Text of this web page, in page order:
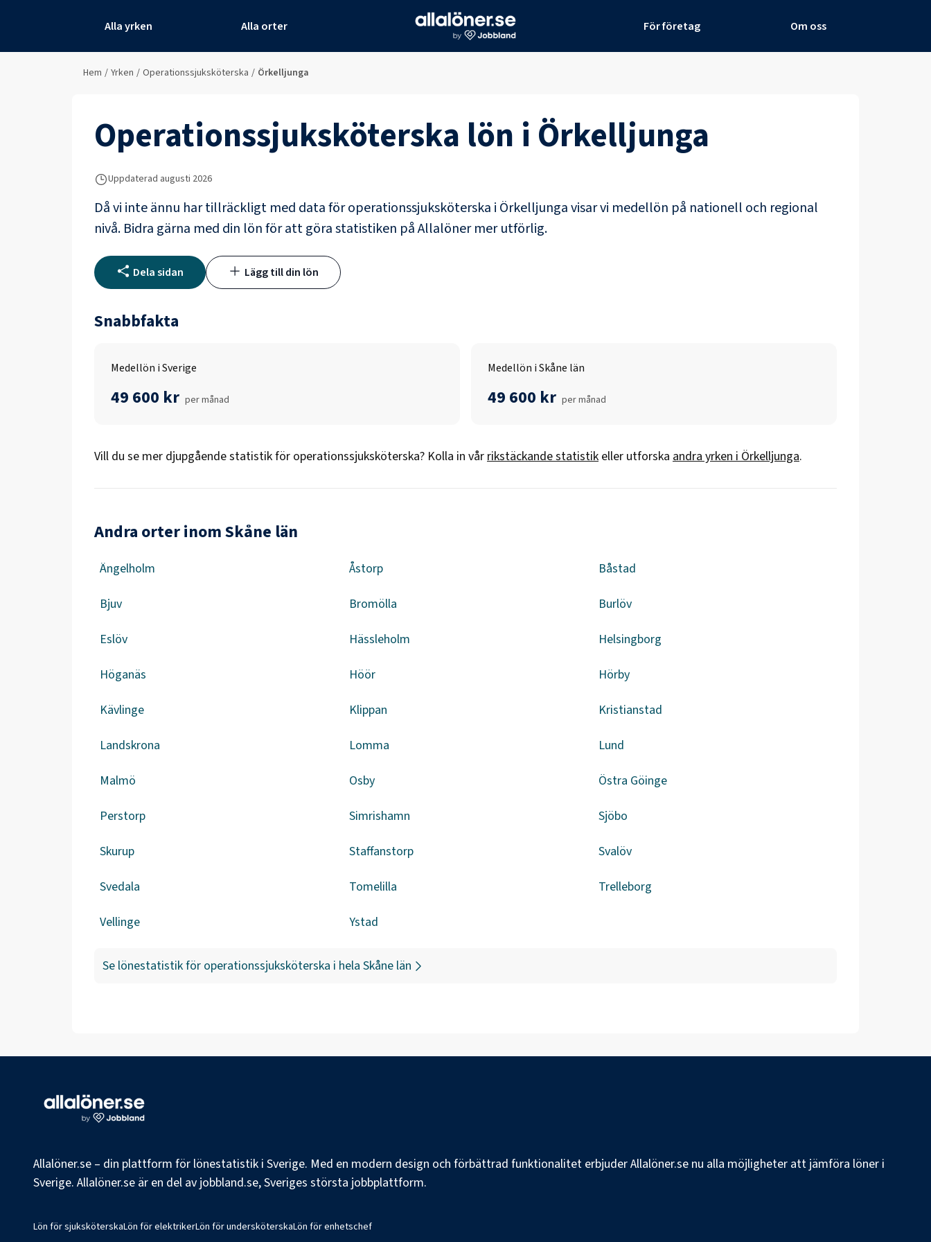
Alla yrken Alla orter För företag Om oss
Hem / Yrken / Operationssjuksköterska / Örkelljunga
Operationssjuksköterska lön i Örkelljunga
Uppdaterad augusti 2026
Då vi inte ännu har tillräckligt med data föroperationssjuksköterska i Örkelljungavisar vi medellön på nationell och regional
nivå. Bidra gärna med din lön för att göra statistiken på Allalöner mer utförlig.
Dela sidan Lägg till din lön
Snabbfakta
Medellön i Sverige
49 600 kr per månad
Medellön i Skåne län
49 600 kr per månad
Vill du se mer djupgående statistik för operationssjuksköterska? Kolla in vårrikstäckande statistik eller utforska andra yrken iÖrkelljunga.
Andra orter inom Skåne län
Ängelholm Åstorp Båstad
Bjuv Bromölla Burlöv
Eslöv Hässleholm Helsingborg
Höganäs Höör Hörby
Kävlinge Klippan Kristianstad
Landskrona Lomma Lund
Malmö Osby Östra Göinge
Perstorp Simrishamn Sjöbo
Skurup Staffanstorp Svalöv
Svedala Tomelilla Trelleborg
Vellinge Ystad
Se lönestatistik för operationssjuksköterska i hela Skåne län
Allalöner.se – din plattform för lönestatistik i Sverige. Med en modern design och förbättrad funktionalitet erbjuder Allalöner.se nu alla möjligheter att jämföra löner i
Sverige. Allalöner.se är en del av jobbland.se, Sveriges största jobbplattform.
Lön för sjuksköterskaLön för elektrikerLön för undersköterskaLön för enhetschef